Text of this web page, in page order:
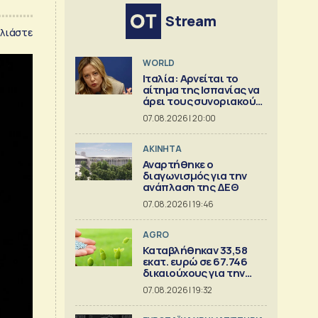
Stream
WORLD
Ιταλία: Αρνείται το
αίτημα της Ισπανίας να
άρει τους συνοριακούς
περιορισμούς
07.08.2026 | 20:00
ΑΚΙΝΗΤΑ
Αναρτήθηκε ο
διαγωνισμός για την
ανάπλαση της ΔΕΘ
07.08.2026 | 19:46
AGRO
Καταβλήθηκαν 33,58
εκατ. ευρώ σε 67.746
δικαιούχους για την
αγορά λιπασμάτων
07.08.2026 | 19:32